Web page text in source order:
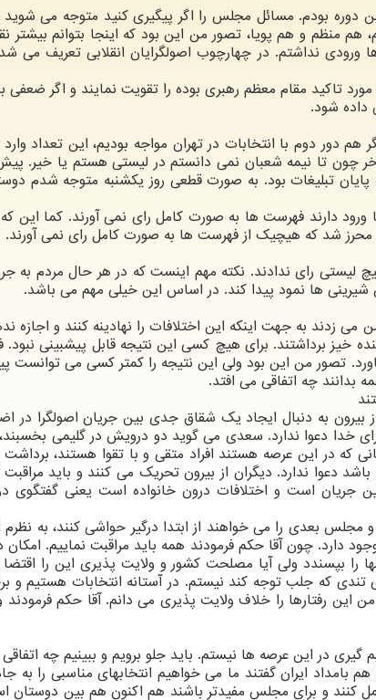
دوره بودم. مسائل مجلس را اگر پیگیری کنید متوجه می
منظم و هم پویا، تصور من این بود که اینجا بتوانم بیشتر
نداشتم. در چهارچوب اصولگرایان انقلابی تعریف می
تاکید مقام معظم رهبری بوده را تقویت نمایند و اگر ضعفی
شود.
دور دوم با انتخابات در تهران مواجه بودیم، این تعداد وارد
روزهای آخر چون تا نیمه شعبان نمی دانستم در لیستی هستم یا خیر.
پایان تبلیغات بود. به صورت قطعی روز یکشنبه متوجه شدم
دارند فهرست ها به صورت کامل رای نمی آورند. کما این که
شد که هیچیک از فهرست ها به صورت کامل رای نمی آورند.
رای ندادند. نکته مهم اینست که در هر حال مردم به
شیرینی ها نمود پیدا کند. در اساس این خیلی مهم می باشد.
می زدند به جهت اینکه این اختلافات را نهادینه کنند و اجازه
خیز برداشتند. برای هیچ کسی این نتیجه قابل پیشبینی نبود.
تصور من این بود ولی این نتیجه را کمتر کسی می توانست
بدانند چه اتفاقی می افتد.
به دنبال ایجاد یک شقاق جدی بین جریان اصولگرا در
خدا دعوا ندارد. سعدی می گوید دو درویش در گلیمی
که در این عرصه هستند افراد متقی و با تقوا هستند،
دعوا ندارد. دیگران از بیرون تحریک می کنند و باید مراقبت
جریان است و اختلافات درون خانواده است یعنی گفتگوی
بعدی را می خواهند از ابتدا درگیر حواشی کنند، به نظرم
دارد. چون آقا حکم فرمودند همه باید مراقبت نماییم. امکان
را بپسندد ولی آیا مصلحت کشور و ولایت پذیری این را
که جلب توجه کند نیستم. در آستانه انتخابات هستیم و
رفتارها را خلاف ولایت پذیری می دانم. آقا حکم فرمودند
در این عرصه ها نیستم. باید جلو برویم و ببینیم چه
و هم بامداد ایران گفتند ما می خواهیم انتخابهای مناسبی را به
کنند و برای مجلس مفیدتر باشند هم اکنون هم بین دوستان